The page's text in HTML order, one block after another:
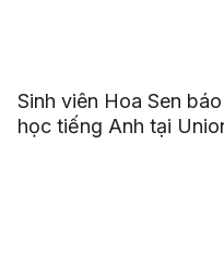
Sinh viên Hoa Sen
học tiếng Anh tại